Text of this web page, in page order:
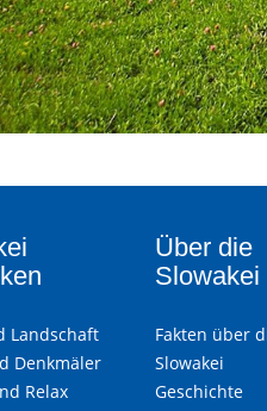
Landschaft
Denkmäler
Relax
Über die
Slowakei
Fakten über
Slowakei
Geschichte